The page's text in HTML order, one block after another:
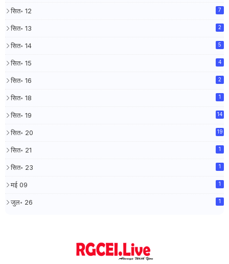
सित॰ 12 7
सित॰ 13 2
सित॰ 14 5
सित॰ 15 4
सित॰ 16 2
सित॰ 18 1
सित॰ 19 14
सित॰ 20 19
सित॰ 21 1
सित॰ 23 1
मई 09 1
जुल॰ 26 1